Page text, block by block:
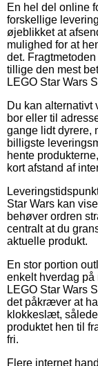
En hel del online
forskellige
øjeblikket at
mulighed for at
det.
tillige den mest
LEGO Star Wars
Du kan
bor eller til
gange lidt dyrere,
billigste
hente
kort afstand af
Star Wars kan
behøver ordren
centralt at du
aktuelle produkt.
En stor portion
enkelt hverdag på
LEGO Star Wars
det påkræver at
klokkeslæt,
produktet hen til
fri.
Flere internet